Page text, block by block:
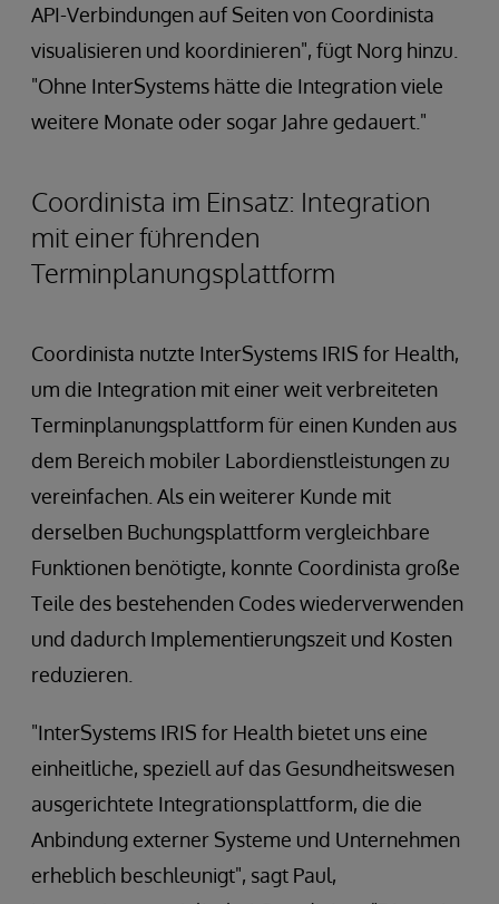
API-Verbindungen auf Seiten von Coordinista
visualisieren und koordinieren", fügt Norg hinzu.
"Ohne InterSystems hätte die Integration viele
weitere Monate oder sogar Jahre gedauert."
Coordinista im Einsatz: Integration
mit einer führenden
Terminplanungsplattform
Coordinista nutzte InterSystems IRIS for Health,
um die Integration mit einer weit verbreiteten
Terminplanungsplattform für einen Kunden aus
dem Bereich mobiler Labordienstleistungen zu
vereinfachen. Als ein weiterer Kunde mit
derselben Buchungsplattform vergleichbare
Funktionen benötigte, konnte Coordinista große
Teile des bestehenden Codes wiederverwenden
und dadurch Implementierungszeit und Kosten
reduzieren.
"InterSystems IRIS for Health bietet uns eine
einheitliche, speziell auf das Gesundheitswesen
ausgerichtete Integrationsplattform, die die
Anbindung externer Systeme und Unternehmen
erheblich beschleunigt", sagt Paul,